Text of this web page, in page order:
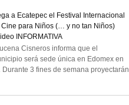
a Ecatepec el Festival Internacional
Cine para Niños (… y no tan Niños)
INFORMATIVA
Cisneros informa que el
será sede única en Edomex en
3 fines de semana proyectarán